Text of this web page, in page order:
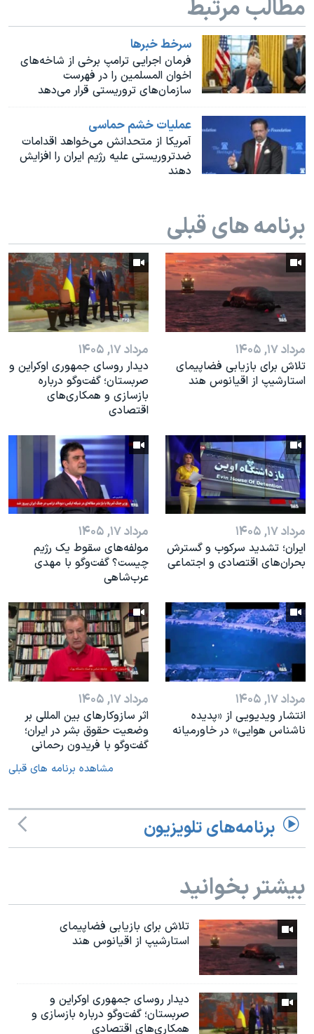
نرگس محمدی برنده جایزه نوبل صلح
همایش محافظه‌کاران آمریکا «سی‌پک»
صفحه‌های ویژه
مطالب مرتبط
سرخط خبرها
فرمان اجرایی ترامپ برخی از شاخه‌های
اخوان المسلمین را در فهرست
سازمان‌های تروریستی قرار می‌دهد
عملیات خشم حماسی
آمریکا از متحدانش می‌خواهد اقدامات
ضدتروریستی علیه رژیم ایران را افزایش
دهند
برنامه های قبلی
مرداد ۱۷, ۱۴۰۵
تلاش برای بازیابی فضاپیمای
استارشیپ از اقیانوس هند
مرداد ۱۷, ۱۴۰۵
دیدار روسای جمهوری اوکراین و
صربستان؛ گفت‌وگو درباره
بازسازی و همکاری‌های
اقتصادی
مرداد ۱۷, ۱۴۰۵
ایران؛ تشدید سرکوب و گسترش
بحران‌های اقتصادی و اجتماعی
مرداد ۱۷, ۱۴۰۵
مولفه‌های سقوط یک رژیم
چیست؟ گفت‌وگو با مهدی
عرب‌شاهی
مرداد ۱۷, ۱۴۰۵
انتشار ویدیویی از «پدیده‌
ناشناس هوایی» در خاورمیانه
مرداد ۱۷, ۱۴۰۵
اثر ساز‌و‌کارهای بین المللی بر
وضعیت حقوق بشر در ایران؛
گفت‌وگو با فریدون رحمانی
مشاهده برنامه های قبلی
برنامه‌های تلویزیون
بیشتر بخوانید
تلاش برای بازیابی فضاپیمای
استارشیپ از اقیانوس هند
دیدار روسای جمهوری اوکراین و
صربستان؛ گفت‌وگو درباره بازسازی و
همکاری‌های اقتصادی